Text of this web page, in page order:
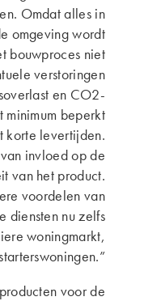
Omdat alles in
omgeving wordt
bouwproces niet
verstoringen
en CO2-
minimum beperkt
korte levertijden.
invloed op de
van het product.
voordelen van
diensten nu zelfs
woningmarkt,
voor de